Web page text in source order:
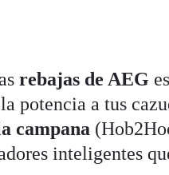
rebajas de AEG
potencia a tus
campana
inteligentes